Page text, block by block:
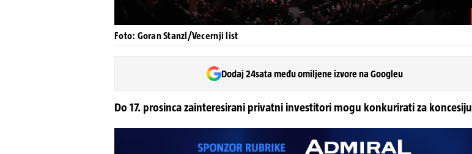
Foto: Goran Stanzl/Vecernji list
Dodaj 24sata među omiljene izvore na Googleu
Do 17. prosinca zainteresirani privatni investitori mogu konkurirati za koncesiju